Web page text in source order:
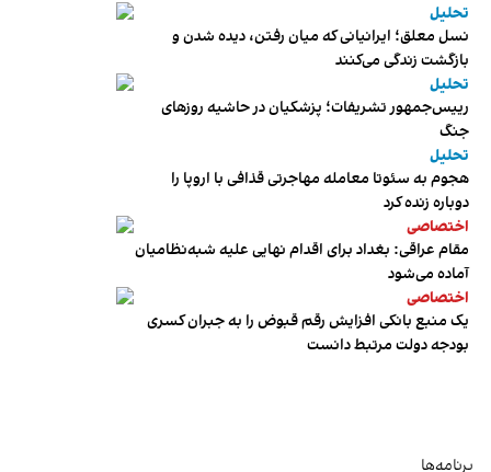
تحلیل
نسل معلق؛ ایرانیانی که میان رفتن، دیده شدن و
بازگشت زندگی می‌کنند
تحلیل
رییس‌جمهور تشریفات؛ پزشکیان در حاشیه روزهای
جنگ
تحلیل
هجوم به سئوتا معامله مهاجرتی قذافی با اروپا را
دوباره زنده کرد
اختصاصی
مقام عراقی: بغداد برای اقدام نهایی علیه شبه‌نظامیان
آماده می‌شود
اختصاصی
یک منبع بانکی افزایش رقم قبوض را به جبران کسری
بودجه دولت مرتبط دانست
برنامه‌ها